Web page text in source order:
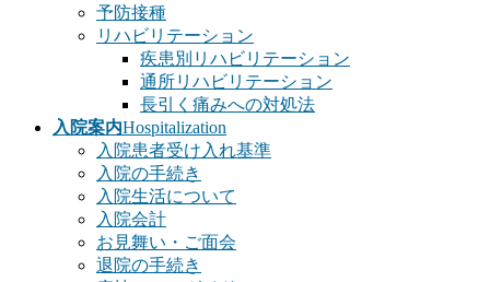
予防接種
リハビリテーション
疾患別リハビリテーション
通所リハビリテーション
長引く痛みへの対処法
入院案内Hospitalization
入院患者受け入れ基準
入院の手続き
入院生活について
入院会計
お見舞い・ご面会
退院の手続き